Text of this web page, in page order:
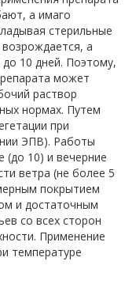
а имаго
стерильные
а
10 дней. Поэтому,
может
раствор
нормах. Путем
при
ЭПВ). Работы
(до 10) и вечерние
ветра (не более 5
покрытием
и достаточным
со всех сторон
Применение
температуре